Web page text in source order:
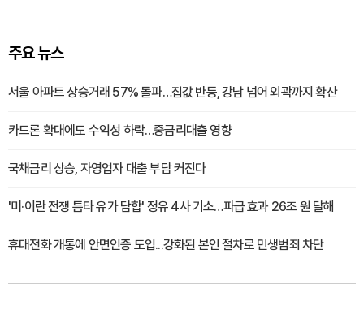
주요 뉴스
서울 아파트 상승거래 57% 돌파…집값 반등, 강남 넘어 외곽까지 확산
카드론 확대에도 수익성 하락…중금리대출 영향
국채금리 상승, 자영업자 대출 부담 커진다
'미·이란 전쟁 틈타 유가 담합' 정유 4사 기소…파급 효과 26조 원 달해
휴대전화 개통에 안면인증 도입...강화된 본인 절차로 민생범죄 차단